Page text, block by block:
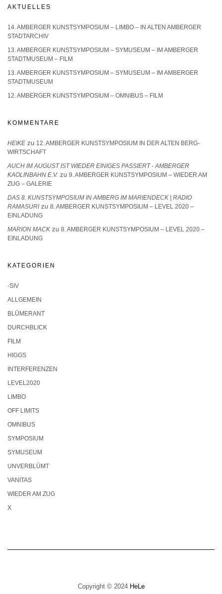
AKTUELLES
14. AMBERGER KUNSTSYMPOSIUM – LIMBO – IN ALTEN AMBERGER
STADTARCHIV
13. AMBERGER KUNSTSYMPOSIUM – SYMUSEUM – IM AMBERGER
STADTMUSEUM – FILM
13. AMBERGER KUNSTSYMPOSIUM – SYMUSEUM – IM AMBERGER
STADTMUSEUM
12. AMBERGER KUNSTSYMPOSIUM – OMNIBUS – FILM
KOMMENTARE
HEIKE zu 12. AMBERGER KUNSTSYMPOSIUM IN DER ALTEN BERG-
WIRTSCHAFT
AUCH IM AUGUST IST WIEDER EINIGES PASSIERT - AMBERGER
KAOLINBAHN E.V. zu 9. AMBERGER KUNSTSYMPOSIUM – WIEDER AM
ZUG – GALERIE
DAS 8. KUNSTSYMPOSIUM IN AMBERG IM MARIENDECK | RADIO
RAMASURI zu 8. AMBERGER KUNSTSYMPOSIUM – LEVEL 2020 –
EINLADUNG
MARION MACK zu 8. AMBERGER KUNSTSYMPOSIUM – LEVEL 2020 –
EINLADUNG
KATEGORIEN
-SIV
ALLGEMEIN
BLÜMERANT
DURCHBLICK
FILM
HIGGS
INTERFERENZEN
LEVEL2020
LIMBO
OFF LIMITS
OMNIBUS
SYMPOSIUM
SYMUSEUM
UNVERBLÜMT
VANITAS
WIEDER AM ZUG
X
Copyright © 2024 HeLe